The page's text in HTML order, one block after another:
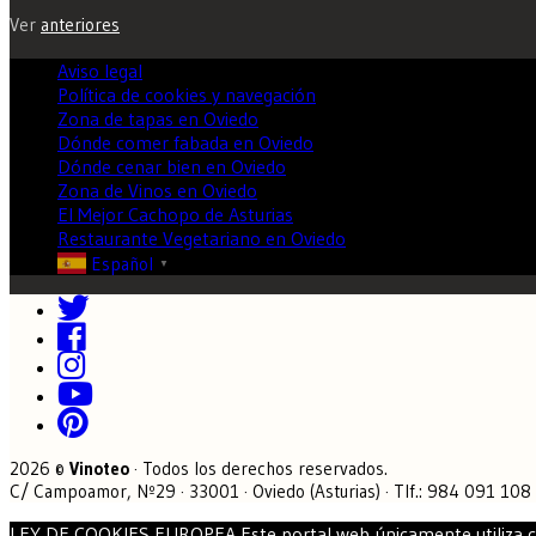
Ver anteriores
Aviso legal
Política de cookies y navegación
Zona de tapas en Oviedo
Dónde comer fabada en Oviedo
Dónde cenar bien en Oviedo
Zona de Vinos en Oviedo
El Mejor Cachopo de Asturias
Restaurante Vegetariano en Oviedo
Español ▼
2026 © Vinoteo · Todos los derechos reservados.
C/ Campoamor, Nº29 · 33001 · Oviedo (Asturias) · Tlf.: 984 091 108